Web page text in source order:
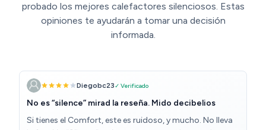
probado los mejores calefactores silenciosos. Estas
opiniones te ayudarán a tomar una decisión
informada.
Diegobc23✓ Verificado
No es “silence” mirad la reseña. Mido decibelios
Si tienes el Comfort, este es ruidoso, y mucho. No lleva